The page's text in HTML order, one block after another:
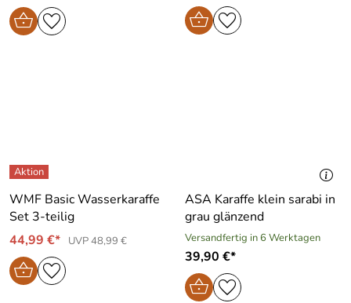
WMF Basic Wasserkaraffe
Set 3-teilig
44,99 €*
UVP 48,99 €
ASA Karaffe klein sarabi in
grau glänzend
Versandfertig in 6 Werktagen
39,90 €*